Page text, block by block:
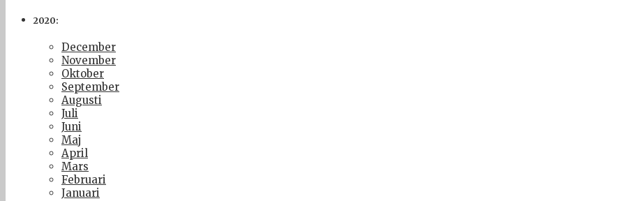
2020:
December
November
Oktober
September
Augusti
Juli
Juni
Maj
April
Mars
Februari
Januari